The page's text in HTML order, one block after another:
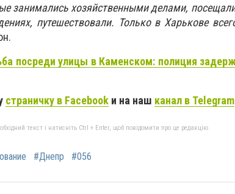
занимались хозяйственными делами,
путешествовали. Только в Харькове
посреди улицы в Каменском: полиция
страничку в Facebook и на наш канал в Telegram
текст і натисніть Ctrl + Enter, щоб повідомити про це редакцію
#Днепр #056